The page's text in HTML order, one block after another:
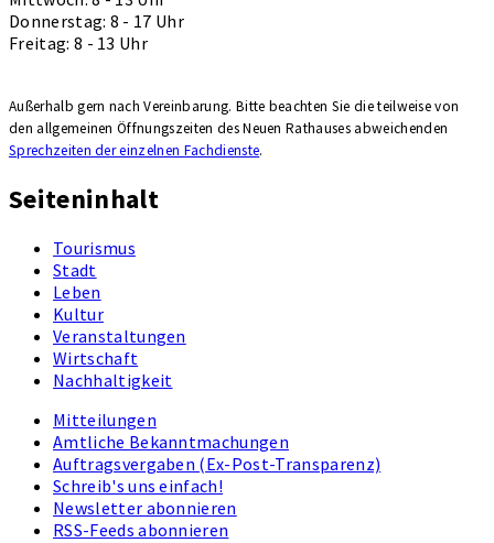
Donnerstag: 8 - 17 Uhr
Freitag: 8 - 13 Uhr
Außerhalb gern nach Vereinbarung. Bitte beachten Sie die teilweise von
den allgemeinen Öffnungszeiten des Neuen Rathauses ab­wei­chenden
Sprechzeiten der einzelnen Fachdienste.
Seiteninhalt
Tourismus
Stadt
Leben
Kultur
Veranstaltungen
Wirtschaft
Nachhaltigkeit
Mitteilungen
Amtliche Bekanntmachungen
Auftragsvergaben (Ex-Post-Transparenz)
Schreib's uns einfach!
Newsletter abonnieren
RSS-Feeds abonnieren